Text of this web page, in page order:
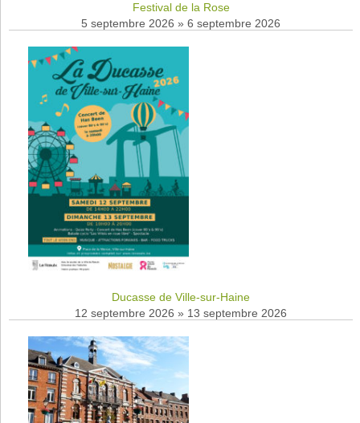
Festival de la Rose
5 septembre 2026 » 6 septembre 2026
Ducasse de Ville-sur-Haine
12 septembre 2026 » 13 septembre 2026